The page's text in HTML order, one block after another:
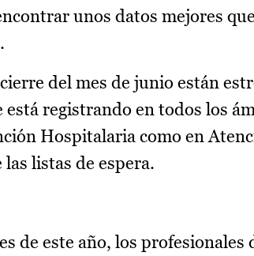
unos datos mejores
del mes de junio están
está registrando en todos los
Hospitalaria como en
listas de espera.
de este año, los